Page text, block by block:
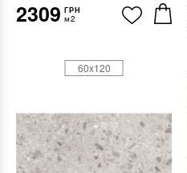
2309 ГРН
м2
60x120